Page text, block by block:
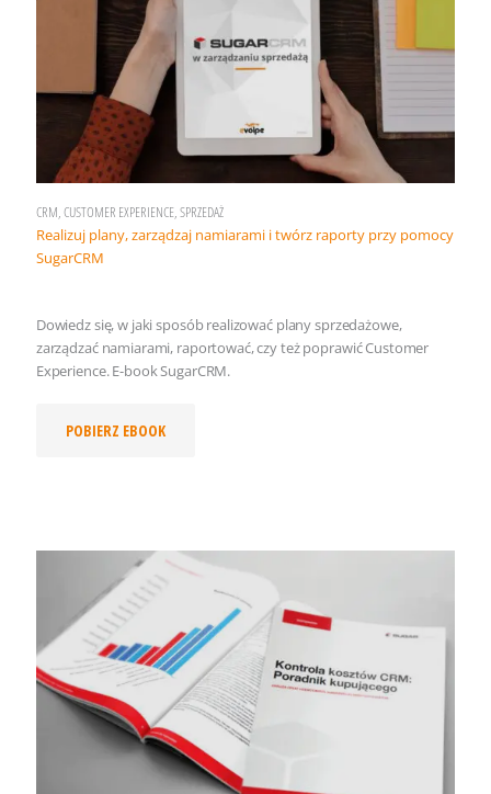
CRM, CUSTOMER EXPERIENCE, SPRZEDAŻ
Realizuj plany, zarządzaj namiarami i twórz raporty przy pomocy
SugarCRM
Dowiedz się, w jaki sposób realizować plany sprzedażowe,
zarządzać namiarami, raportować, czy też poprawić Customer
Experience. E-book SugarCRM.
POBIERZ EBOOK